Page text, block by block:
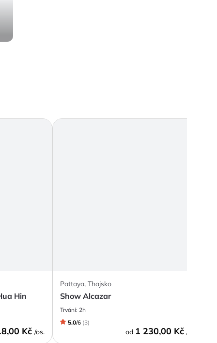
Hin
Kč /os.
Pattaya, Thajsko
Show Alcazar
Trvání: 2h
5.0/6 (3)
od 1 230,00 Kč /os.